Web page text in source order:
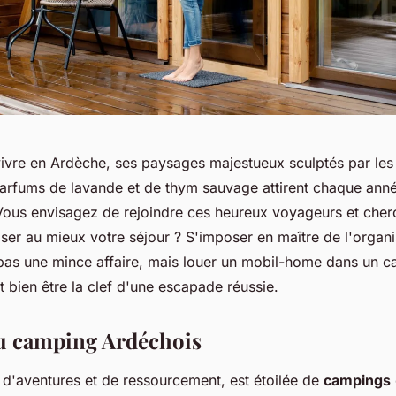
en Ardèche, ses paysages majestueux sculptés par
de lavande et de thym sauvage attirent chaque
envisagez de rejoindre ces heureux voyageurs et
au mieux votre séjour ? S'imposer en maître de
une mince affaire, mais louer un mobil-home dans un
bien être la clef d'une escapade réussie.
camping Ardéchois
et de ressourcement, est étoilée de campings